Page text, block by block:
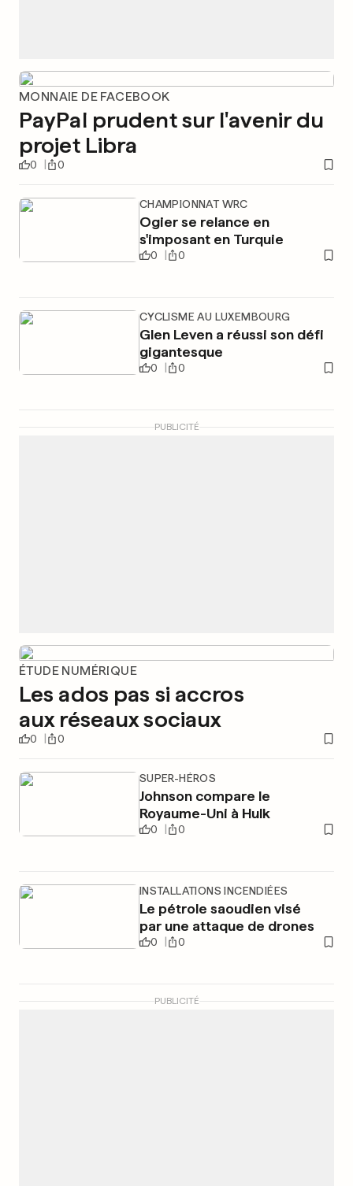
MONNAIE DE FACEBOOK
PayPal prudent sur l'avenir du
projet Libra
0 0
CHAMPIONNAT WRC
Ogier se relance en
s'imposant en Turquie
0 0
CYCLISME AU LUXEMBOURG
Glen Leven a réussi son défi
gigantesque
0 0
PUBLICITÉ
ÉTUDE NUMÉRIQUE
Les ados pas si accros
aux réseaux sociaux
0 0
SUPER-HÉROS
Johnson compare le
Royaume-Uni à Hulk
0 0
INSTALLATIONS INCENDIÉES
Le pétrole saoudien visé
par une attaque de drones
0 0
PUBLICITÉ